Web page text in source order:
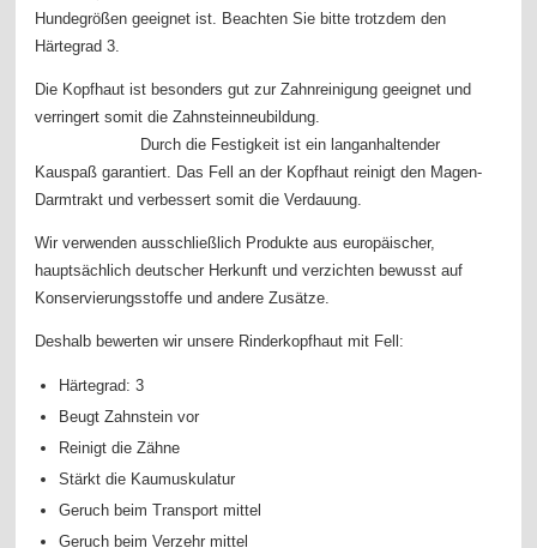
Hundegrößen geeignet ist. Beachten Sie bitte trotzdem den
Härtegrad 3.
Die Kopfhaut ist besonders gut zur Zahnreinigung geeignet und
verringert somit die Zahnsteinneubildung.
Durch die Festigkeit ist ein langanhaltender
Kauspaß garantiert. Das Fell an der Kopfhaut reinigt den Magen-
Darmtrakt und verbessert somit die Verdauung.
Wir verwenden ausschließlich Produkte aus europäischer,
hauptsächlich deutscher Herkunft und verzichten bewusst auf
Konservierungsstoffe und andere Zusätze.
Deshalb bewerten wir unsere Rinderkopfhaut mit Fell:
Härtegrad: 3
Beugt Zahnstein vor
Reinigt die Zähne
Stärkt die Kaumuskulatur
Geruch beim Transport mittel
Geruch beim Verzehr mittel